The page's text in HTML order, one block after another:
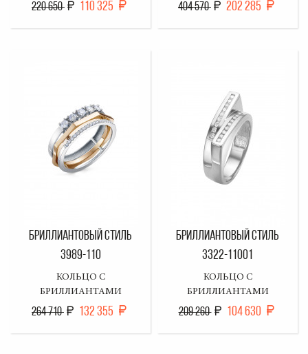
220 650 110 325 404 570 202 285
БРИЛЛИАНТОВЫЙ СТИЛЬ
3989-110
КОЛЬЦО С
БРИЛЛИАНТАМИ
264 710 132 355
БРИЛЛИАНТОВЫЙ СТИЛЬ
3322-11001
КОЛЬЦО С
БРИЛЛИАНТАМИ
209 260 104 630